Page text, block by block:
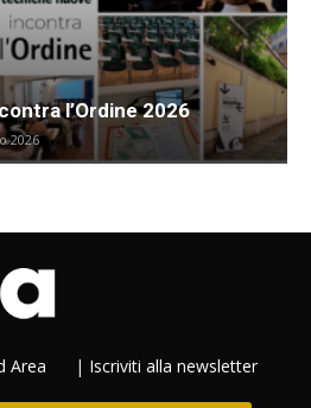
l’Ordine 2026
2026
Area | Iscriviti alla newsletter